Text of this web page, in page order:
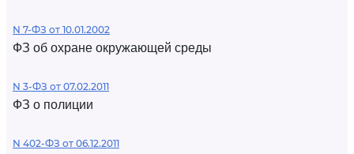
N 7-ФЗ от 10.01.2002
ФЗ об охране окружающей среды
N 3-ФЗ от 07.02.2011
ФЗ о полиции
N 402-ФЗ от 06.12.2011